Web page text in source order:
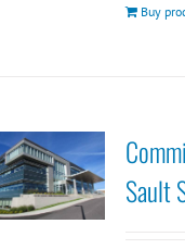
Buy
Sault